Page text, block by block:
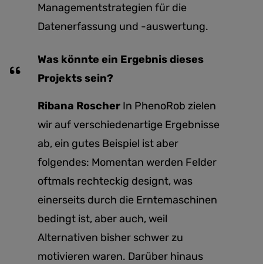
Managementstrategien für die
Datenerfassung und -auswertung.
Was könnte ein Ergebnis dieses
Projekts sein?
Ribana Roscher In PhenoRob zielen
wir auf verschiedenartige Ergebnisse
ab, ein gutes Beispiel ist aber
folgendes: Momentan werden Felder
oftmals rechteckig designt, was
einerseits durch die Erntemaschinen
bedingt ist, aber auch, weil
Alternativen bisher schwer zu
motivieren waren. Darüber hinaus